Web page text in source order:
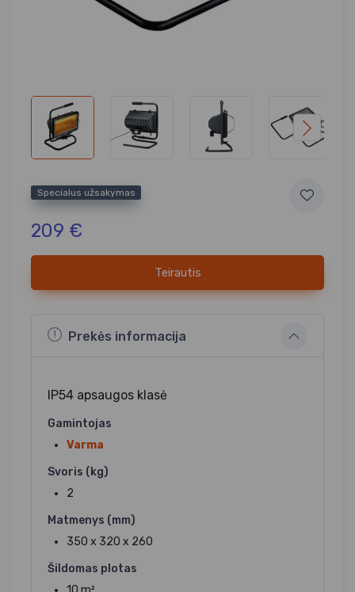
Specialus užsakymas
209 €
Teirautis
Prekės informacija
IP54 apsaugos klasė
Gamintojas
Varma
Svoris (kg)
2
Matmenys (mm)
350 x 320 x 260
Šildomas plotas